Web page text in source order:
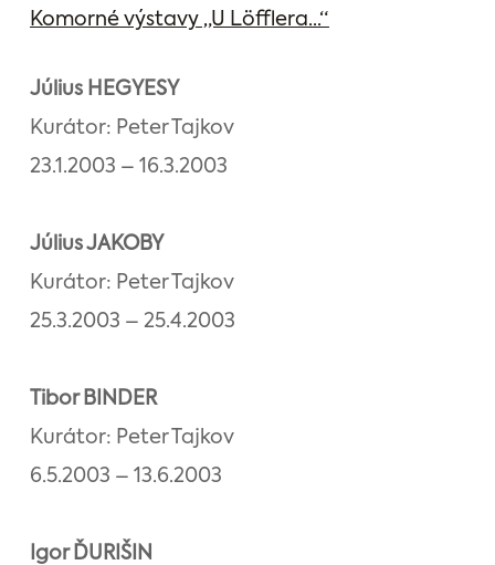
Komorné výstavy „U Löfflera...“
Július HEGYESY
Kurátor: Peter Tajkov
23.1.2003 – 16.3.2003
Július JAKOBY
Kurátor: Peter Tajkov
25.3.2003 – 25.4.2003
Tibor BINDER
Kurátor: Peter Tajkov
6.5.2003 – 13.6.2003
Igor ĎURIŠIN